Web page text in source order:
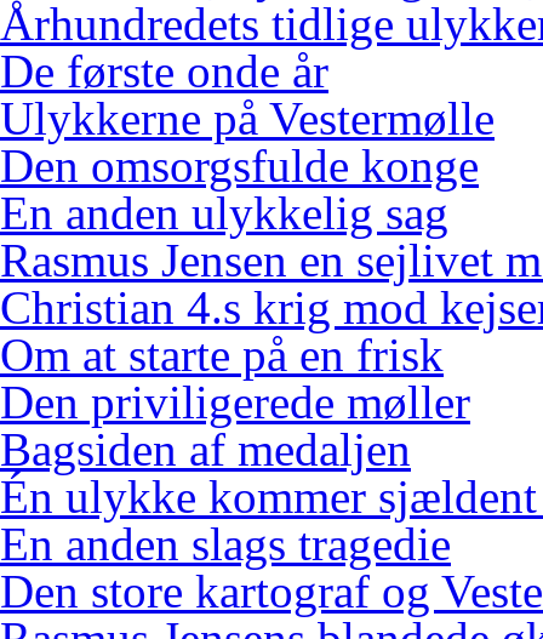
Århundredets tidlige
De første onde år
Ulykkerne på Vestermølle
Den omsorgsfulde konge
En anden ulykkelig sag
Rasmus Jensen en sejlivet
Christian 4.s krig mod
Om at starte på en frisk
Den priviligerede møller
Bagsiden af medaljen
Én ulykke kommer sjældent
En anden slags tragedie
Den store kartograf og